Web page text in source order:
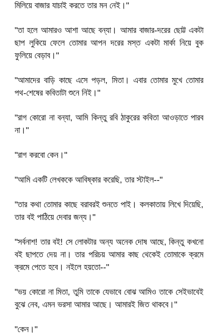
মিলিয়ে বাজার যাচাই করতে তার মন নেই।"
"তা হলে আমারও আশা আছে বন্যা। আমার বাজার-দরের ছোট্ট একটা
ছাপ লুকিয়ে ফেলে তোমার আপন দরের মস্ত একটা মার্কা নিয়ে বুক
ফুলিয়ে বেড়াব।"
"আমাদের বাড়ি কাছে এসে পড়ল, মিতা। এবার তোমার মুখে তোমার
পথ-শেষের কবিতাটা শুনে নিই।"
"রাগ কোরো না বন্যা, আমি কিন্তু রবি ঠাকুরের কবিতা আওড়াতে পারব
না।"
"রাগ করবো কেন।"
"আমি একটি লেখককে আবিষ্কার করেছি, তার স্টাইল--"
"তার কথা তোমার কাছে বরাবরই শুনতে পাই। কলকাতায় লিখে দিয়েছি,
তার বই পাঠিয়ে দেবার জন্য।"
"সর্বনাশ! তার বই! সে লোকটার অন্য অনেক দোষ আছে, কিন্তু কখনো
বই ছাপতে দেয় না। তার পরিচয় আমার কাছ থেকেই তোমাকে ক্রমে
ক্রমে পেতে হবে। নইলে হয়তো--"
"ভয় কোরো না মিতা, তুমি তাকে যেভাবে বোঝ আমিও তাকে সেইভাবেই
বুঝে নেব, এমন ভরসা আমার আছে। আমারই জিত থাকবে।"
"কেন।"